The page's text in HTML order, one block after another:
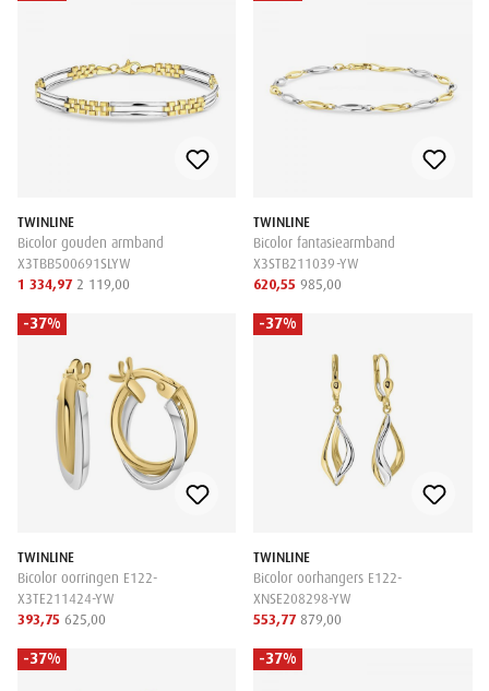
TWINLINE
Bicolor gouden armband
X3TBB500691SLYW
1 334,97 2 119,00
TWINLINE
Bicolor fantasiearmband
X3STB211039-YW
620,55 985,00
-37%
TWINLINE
Bicolor oorringen E122-
X3TE211424-YW
393,75 625,00
-37%
TWINLINE
Bicolor oorhangers E122-
XNSE208298-YW
553,77 879,00
-37% -37%